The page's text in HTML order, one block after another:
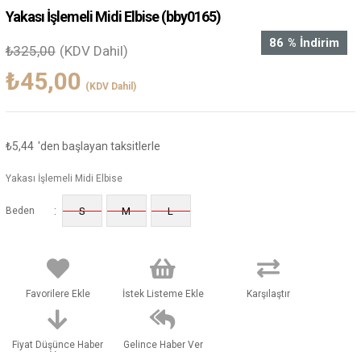
Yakası İşlemeli Midi Elbise(bby0165)
%
86 İndirim
₺325,00 (KDV Dahil)
₺45,00 (KDV Dahil)
₺5,44 'den başlayan taksitlerle
Yakası İşlemeli Midi Elbise
Beden : S M L
Favorilere Ekle İstek Listeme Ekle Karşılaştır
Fiyat Düşünce Haber
Gelince Haber Ver